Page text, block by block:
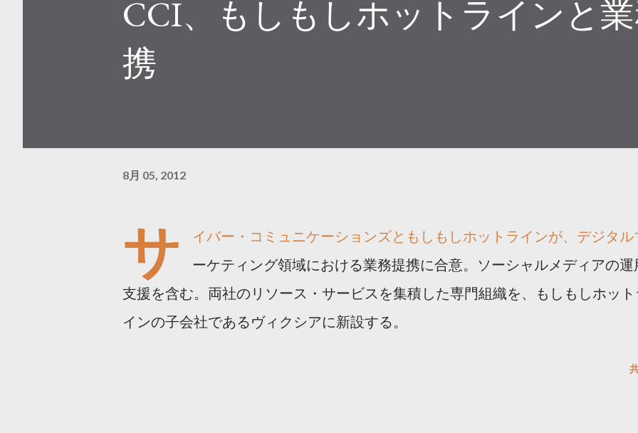
CCI、もしもしホットラインと
携
8月 05, 2012
サ
イバー・コミュニケーションズともしもしホットラインが、デジタル
ーケティング領域における業務提携に合意。ソーシャルメディアの運
支援を含む。両社のリソース・サービスを集積した専門組織を、もしもしホット
インの子会社であるヴィクシアに新設する。